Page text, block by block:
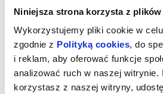
Niniejsza strona korzysta z
Wykorzystujemy pliki cookie w
zgodnie z Polityką cookies, do
i reklam, aby oferować funkcje
analizować ruch w naszej witrynie.
korzystasz z naszej witryny,